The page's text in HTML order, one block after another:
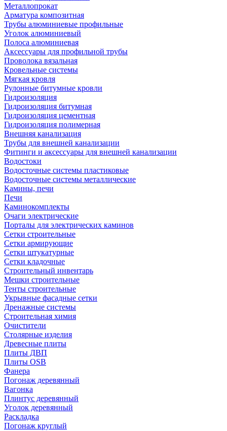
Металлопрокат
Арматура композитная
Трубы алюминиевые профильные
Уголок алюминиевый
Полоса алюминиевая
Аксессуары для профильной трубы
Проволока вязальная
Кровельные системы
Мягкая кровля
Рулонные битумные кровли
Гидроизоляция
Гидроизоляция битумная
Гидроизоляция цементная
Гидроизоляция полимерная
Внешняя канализация
Трубы для внешней канализации
Фитинги и аксессуары для внешней канализации
Водостоки
Водосточные системы пластиковые
Водосточные системы металлические
Камины, печи
Печи
Каминокомплекты
Очаги электрические
Порталы для электрических каминов
Сетки строительные
Сетки армирующие
Сетки штукатурные
Сетки кладочные
Строительный инвентарь
Мешки строительные
Тенты строительные
Укрывные фасадные сетки
Дренажные системы
Строительная химия
Очистители
Столярные изделия
Древесные плиты
Плиты ДВП
Плиты OSB
Фанера
Погонаж деревянный
Вагонка
Плинтус деревянный
Уголок деревянный
Раскладка
Погонаж круглый